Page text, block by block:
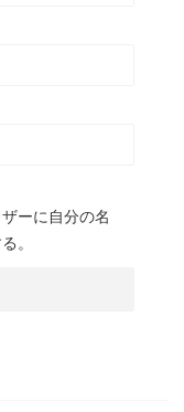
ーに自分の名
。